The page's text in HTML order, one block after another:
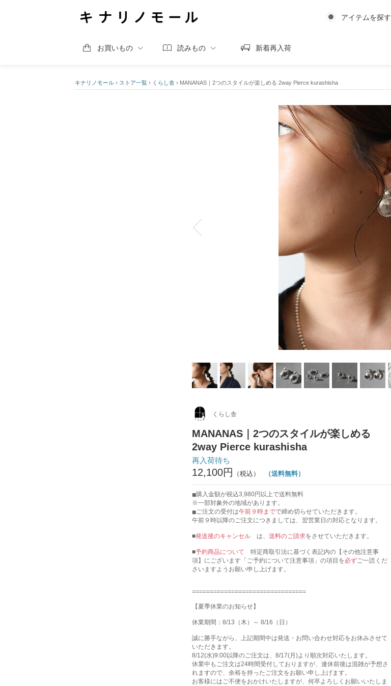
アイテムを探す
お買いもの 読みもの 新着再入荷
キナリノモール › ストア一覧 › くらし舎 › MANANAS｜2つのスタイルが楽しめる 2way Pierce kurashisha
くらし舎
MANANAS｜2つのスタイルが楽しめる
2way Pierce kurashisha
再入荷待ち
12,100円 （送料無料）
購入金額が税込3,980円以上で送料無料
※一部対象外の地域があります。
ご注文の受付は午前９時までで締め切らせていただきます。
午前９時以降のご注文につきましては、翌営業日の対応となります。
■発送後のキャンセル は、 送料のご請求をさせていただきます。
■予約商品について 特定商取引法に基づく表記内の【その他注意事
項】にございます「ご予約について注意事項」の項目を必ずご一読くだ
さいますようお願い申し上げます。
================================
【夏季休業のお知らせ】
休業期間：8/13（木）～ 8/16（日）
誠に勝手ながら、上記期間中は発送・お問い合わせ対応をお休みさせて
いただきます。
8/12(水)9:00以降のご注文は、8/17(月)より順次対応いたします。
休業中もご注文は24時間受付しておりますが、連休前後は混雑が予想さ
れますので、余裕を持ったご注文をお願い申し上げます。
お客様にはご不便をおかけいたしますが、何卒よろしくお願いいたしま